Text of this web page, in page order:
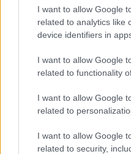
I want to allow Google
related to analytics like
device identifiers in
I want to allow Google
related to functionality
I want to allow Google
related to
I want to allow Google
related to security,
tue informazioni siano
l'elaborazione.Leggi qui
di Mailchimp.
Potrai annullare
nostre e-mail.